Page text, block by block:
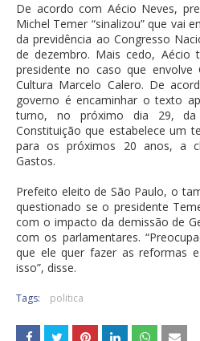
De acordo com Aécio Neves,
Michel Temer “sinalizou” que vai
da previdência ao Congresso
de dezembro. Mais cedo, Aécio
presidente no caso que
Cultura Marcelo Calero. De
governo é encaminhar o texto
turno, no próximo dia 29,
Constituição que estabelece um
para os próximos 20 anos, a
Gastos.
Prefeito eleito de São Paulo, o
questionado se o presidente
com o impacto da demissão de
com os parlamentares.
que ele quer fazer as reformas
isso”, disse.
Tags: politica